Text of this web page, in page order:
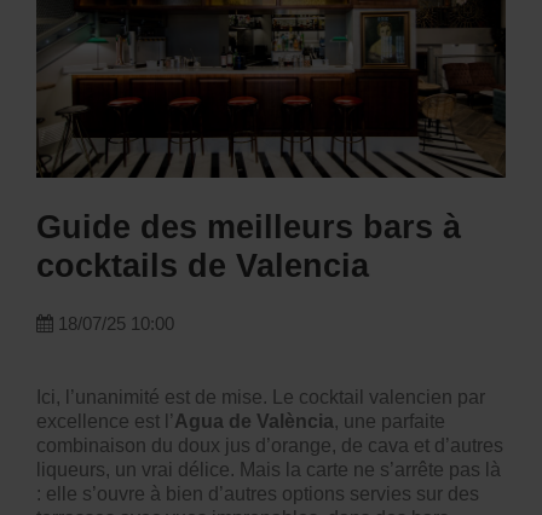
Guide des meilleurs bars à
cocktails de Valencia
18/07/25 10:00
Ici, l’unanimité est de mise. Le cocktail valencien par
excellence est l’Agua de València, une parfaite
combinaison du doux jus d’orange, de cava et d’autres
liqueurs, un vrai délice. Mais la carte ne s’arrête pas là
: elle s’ouvre à bien d’autres options servies sur des